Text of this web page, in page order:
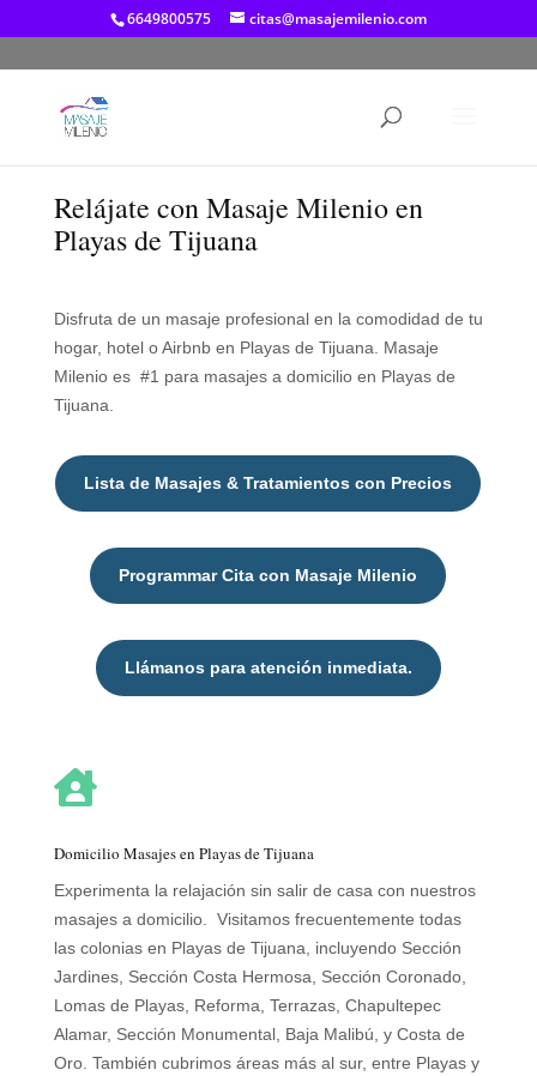
6649800575 citas@masajemilenio.com
Relájate con Masaje Milenio en
Playas de Tijuana
Disfruta de un masaje profesional en la comodidad de tu
hogar, hotel o Airbnb en Playas de Tijuana. Masaje
Milenio es #1 para masajes a domicilio en Playas de
Tijuana.
Lista de Masajes & Tratamientos con Precios
Programmar Cita con Masaje Milenio
Llámanos para atención inmediata.

Domicilio Masajes en Playas de Tijuana
Experimenta la relajación sin salir de casa con nuestros
masajes a domicilio. Visitamos frecuentemente todas
las colonias en Playas de Tijuana, incluyendo Sección
Jardines, Sección Costa Hermosa, Sección Coronado,
Lomas de Playas, Reforma, Terrazas, Chapultepec
Alamar, Sección Monumental, Baja Malibú, y Costa de
Oro. También cubrimos áreas más al sur, entre Playas y